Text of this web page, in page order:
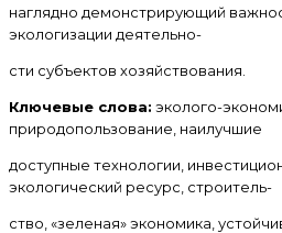
наглядно демонстрирующий
экологизации деятельно-
сти субъектов хозяйствования.
Ключевые слова: эколого-
природопользование, наилучшие
доступные технологии,
экологический ресурс, строитель-
ство, «зеленая» экономика,